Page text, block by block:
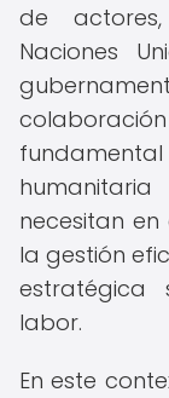
de
Naciones
necesitan
la gestión
labor.
En este